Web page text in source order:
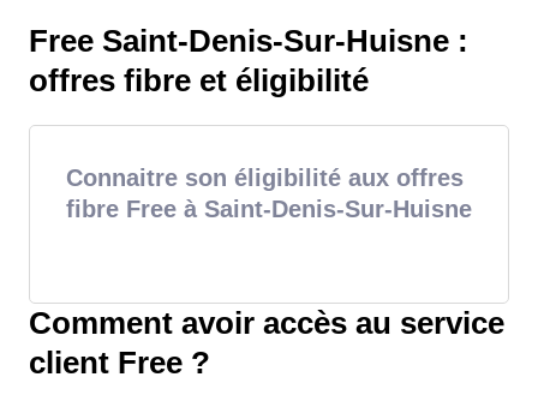
Free Saint-Denis-Sur-Huisne :
offres fibre et éligibilité
Connaitre son éligibilité aux offres
fibre Free à Saint-Denis-Sur-Huisne
Comment avoir accès au service
client Free ?